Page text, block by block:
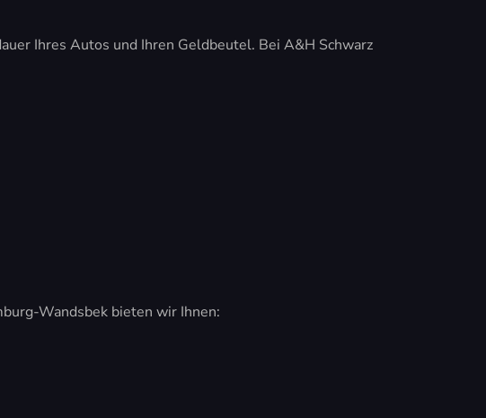
Ihres Autos und Ihren Geldbeutel. Bei A&H Schwarz
Wandsbek bieten wir Ihnen: